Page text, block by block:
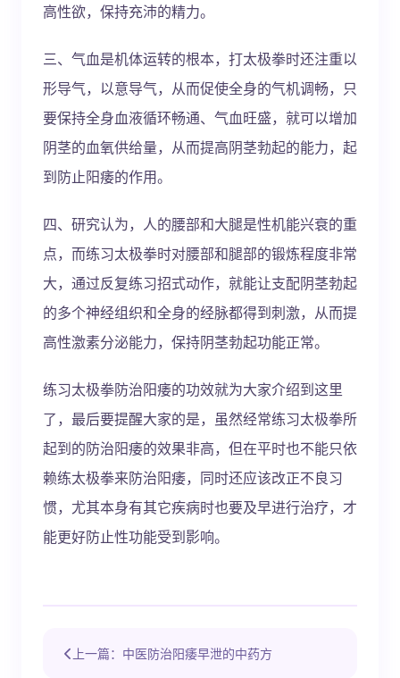
高性欲，保持充沛的精力。
三、气血是机体运转的根本，打太极拳时还注重以
形导气，以意导气，从而促使全身的气机调畅，只
要保持全身血液循环畅通、气血旺盛，就可以增加
阴茎的血氧供给量，从而提高阴茎勃起的能力，起
到防止阳痿的作用。
四、研究认为，人的腰部和大腿是性机能兴衰的重
点，而练习太极拳时对腰部和腿部的锻炼程度非常
大，通过反复练习招式动作，就能让支配阴茎勃起
的多个神经组织和全身的经脉都得到刺激，从而提
高性激素分泌能力，保持阴茎勃起功能正常。
练习太极拳防治阳痿的功效就为大家介绍到这里
了，最后要提醒大家的是，虽然经常练习太极拳所
起到的防治阳痿的效果非高，但在平时也不能只依
赖练太极拳来防治阳痿，同时还应该改正不良习
惯，尤其本身有其它疾病时也要及早进行治疗，才
能更好防止性功能受到影响。
上一篇：中医防治阳痿早泄的中药方